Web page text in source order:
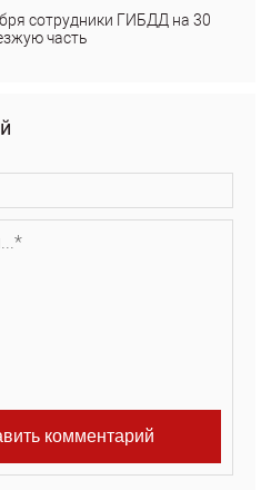
сотрудники ГИБДД на 30
часть